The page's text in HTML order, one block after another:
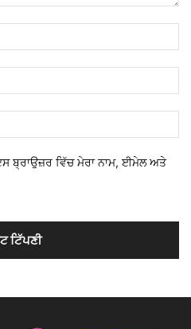
ਬ੍ਰਾਉਜ਼ਰ ਵਿੱਚ ਮੇਰਾ ਨਾਮ, ਈਮੇਲ ਅਤੇ